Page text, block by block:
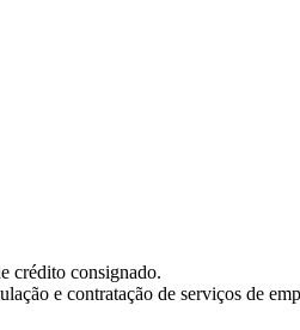
crédito consignado.
e contratação de serviços de